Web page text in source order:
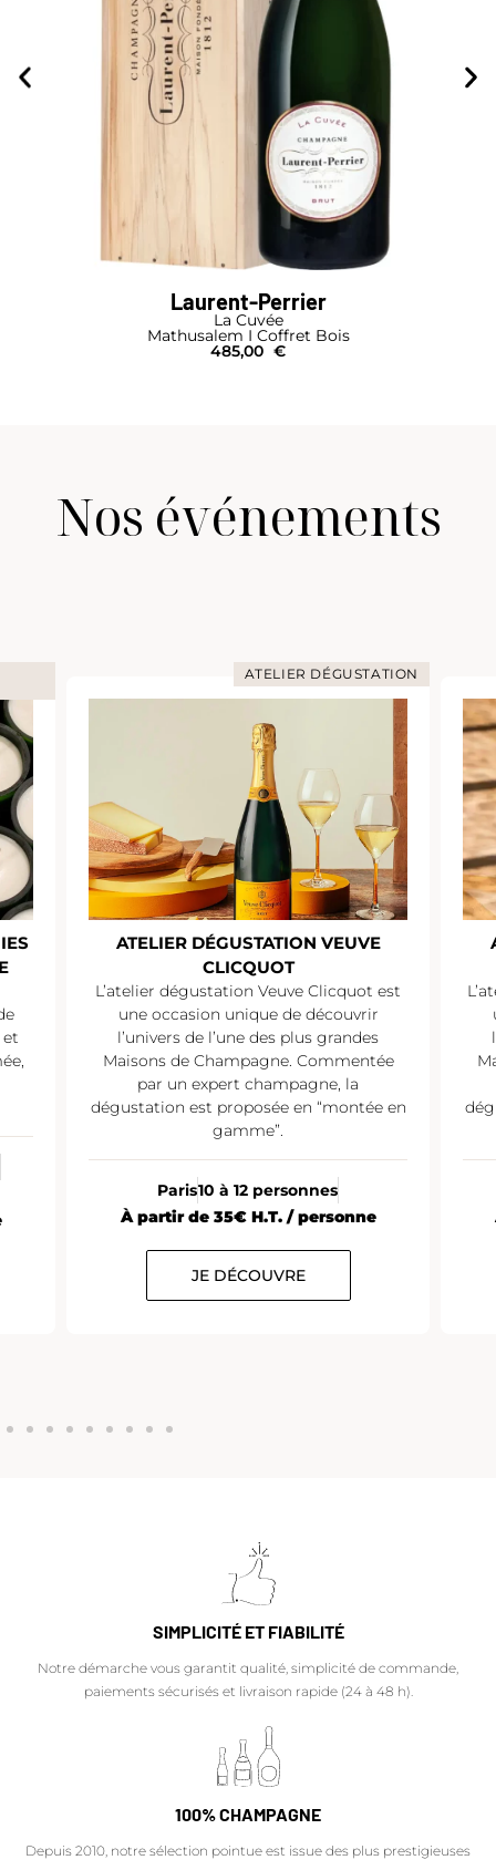
Laurent-Perrier
La Cuvée
Mathusalem I Coffret Bois
485,00 €
Nos événements
ATELIER DÉGUSTATION
ATELIER DÉGUSTATION PIPER-
HEIDSIECK
L’atelier dégustation Piper-Heidsieck est
une occasion unique de découvrir
l’univers de l’une des plus grandes
Maisons de Champagne. Commentée
par un expert champagne, la
dégustation est proposée en “montée en
gamme”.
Paris 10 à 12 personnes
À partir de 25€ H.T. / personne
JE DÉCOUVRE
SIMPLICITÉ ET FIABILITÉ
Notre démarche vous garantit qualité, simplicité de commande,
paiements sécurisés et livraison rapide (24 à 48 h).
100% CHAMPAGNE
Depuis 2010, notre sélection pointue est issue des plus prestigieuses